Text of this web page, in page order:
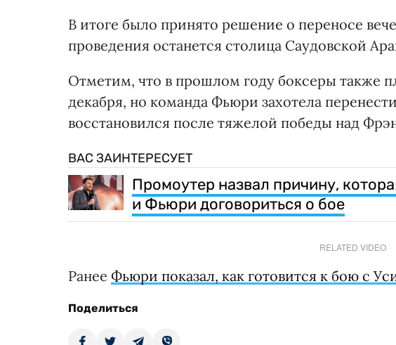
В итоге было принято решение о переносе
проведения останется столица Саудовской
Отметим, что в прошлом году боксеры также
декабря, но команда Фьюри захотела
восстановился после тяжелой победы над
ВАС ЗАИНТЕРЕСУЕТ
Промоутер назвал причину,
и Фьюри договориться о бое
RELATED VIDEO
Ранее Фьюри показал, как готовится к бою с
Поделиться